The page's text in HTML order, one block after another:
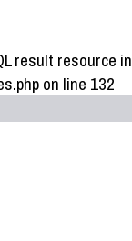
result resource in
on line 132